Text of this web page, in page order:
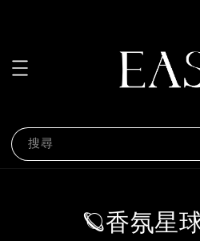
搜尋
🪐香氛星